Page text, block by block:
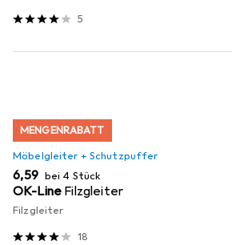
5
MENGENRABATT
Möbelgleiter + Schutzpuffer
EUR
6,59 bei 4 Stück
OK-Line Filzgleiter
Filzgleiter
18